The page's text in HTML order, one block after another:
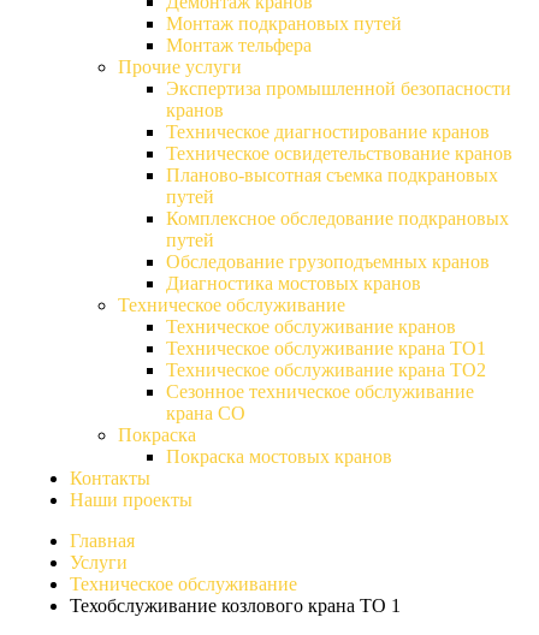
Монтаж подкрановых путей
Монтаж тельфера
Прочие услуги
Экспертиза промышленной безопасности
кранов
Техническое диагностирование кранов
Техническое освидетельствование кранов
Планово-высотная съемка подкрановых
путей
Комплексное обследование подкрановых
путей
Обследование грузоподъемных кранов
Диагностика мостовых кранов
Техническое обслуживание
Техническое обслуживание кранов
Техническое обслуживание крана ТО1
Техническое обслуживание крана ТО2
Сезонное техническое обслуживание
крана СО
Покраска
Покраска мостовых кранов
Контакты
Наши проекты
Главная
Услуги
Техническое обслуживание
Техобслуживание козлового крана ТО 1